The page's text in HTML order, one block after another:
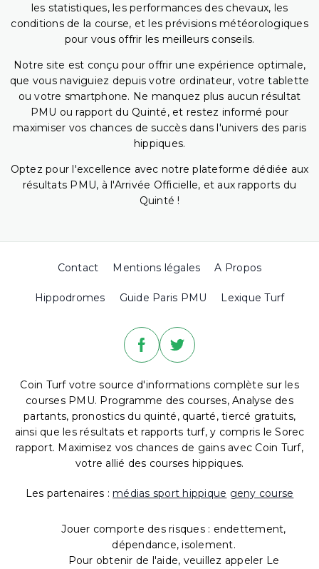
les statistiques, les performances des chevaux, les
conditions de la course, et les prévisions météorologiques
pour vous offrir les meilleurs conseils.
Notre site est conçu pour offrir une expérience optimale,
que vous naviguiez depuis votre ordinateur, votre tablette
ou votre smartphone. Ne manquez plus aucun résultat
PMU ou rapport du Quinté, et restez informé pour
maximiser vos chances de succès dans l'univers des paris
hippiques.
Optez pour l'excellence avec notre plateforme dédiée aux
résultats PMU, à l'Arrivée Officielle, et aux rapports du
Quinté !
Contact Mentions légales A Propos
Hippodromes Guide Paris PMU Lexique Turf
Coin Turf votre source d'informations complète sur les
courses PMU. Programme des courses, Analyse des
partants, pronostics du quinté, quarté, tiercé gratuits,
ainsi que les résultats et rapports turf, y compris le Sorec
rapport. Maximisez vos chances de gains avec Coin Turf,
votre allié des courses hippiques.
Les partenaires : médias sport hippique geny course
Jouer comporte des risques : endettement,
dépendance, isolement.
Pour obtenir de l'aide, veuillez appeler Le